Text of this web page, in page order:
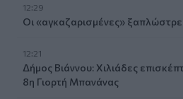
12:29
Οι «αγκαζαρισμένες»
12:21
Δήμος Βιάννου: Χιλιάδες
8η Γιορτή Μπανάνας